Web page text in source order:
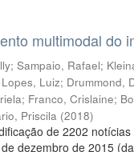
multimodal do
;Sampaio, Rafael;
Lopes, Luiz; Drummond,
; Franco, Crislaine;
Priscila (2018)
de 2202
dezembro de 2015